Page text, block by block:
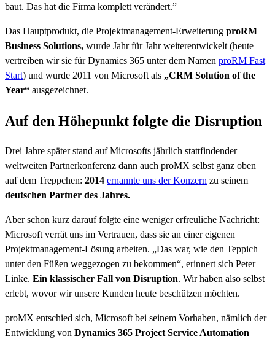
baut. Das hat die Firma komplett verändert.”
Das Hauptprodukt, die Projektmanagement-Erweiterung proRM
Business Solutions, wurde Jahr für Jahr weiterentwickelt (heute
vertreiben wir sie für Dynamics 365 unter dem Namen proRM Fast
Start) und wurde 2011 von Microsoft als „CRM Solution of the
Year“ ausgezeichnet.
Auf den Höhepunkt folgte die Disruption
Drei Jahre später stand auf Microsofts jährlich stattfindender
weltweiten Partnerkonferenz dann auch proMX selbst ganz oben
auf dem Treppchen: 2014 ernannte uns der Konzern zu seinem
deutschen Partner des Jahres.
Aber schon kurz darauf folgte eine weniger erfreuliche Nachricht:
Microsoft verrät uns im Vertrauen, dass sie an einer eigenen
Projektmanagement-Lösung arbeiten. „Das war, wie den Teppich
unter den Füßen weggezogen zu bekommen“, erinnert sich Peter
Linke. Ein klassischer Fall von Disruption. Wir haben also selbst
erlebt, wovor wir unsere Kunden heute beschützen möchten.
proMX entschied sich, Microsoft bei seinem Vorhaben, nämlich der
Entwicklung von Dynamics 365 Project Service Automation